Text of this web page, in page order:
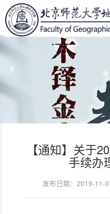
【通知】关于
手续办
发布日期：2019-11-